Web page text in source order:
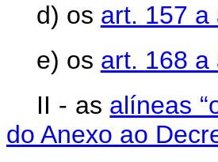
d) os art. 157 a
e) os art. 168 a
II - as alíneas
do Anexo ao